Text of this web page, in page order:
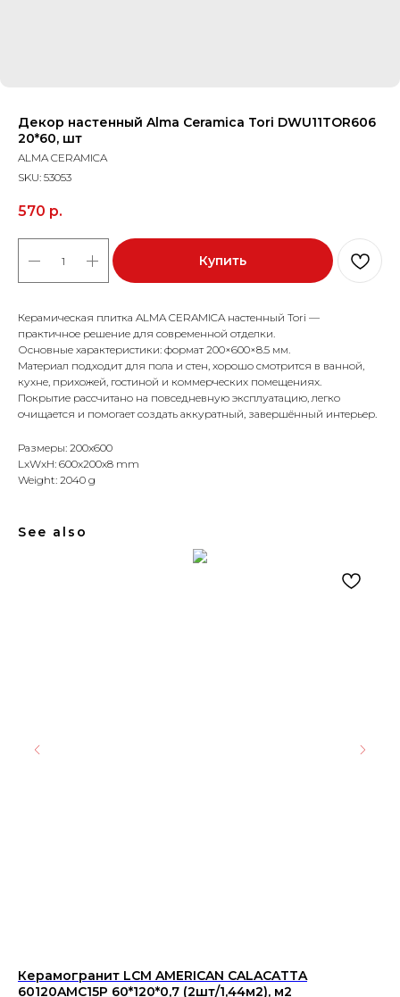
Декор настенный Alma Ceramica Tori DWU11TOR606
20*60, шт
ALMA CERAMICA
SKU: 53053
570 р.
Купить
Керамическая плитка ALMA CERAMICA настенный Tori —
практичное решение для современной отделки.
Основные характеристики: формат 200×600×8.5 мм.
Материал подходит для пола и стен, хорошо смотрится в ванной,
кухне, прихожей, гостиной и коммерческих помещениях.
Покрытие рассчитано на повседневную эксплуатацию, легко
очищается и помогает создать аккуратный, завершённый интерьер.
Размеры: 200x600
LxWxH: 600x200x8 mm
Weight: 2040 g
See also
Керамогранит LCM AMERICAN CALACATTA
60120AMC15P 60*120*0,7 (2шт/1,44м2), м2